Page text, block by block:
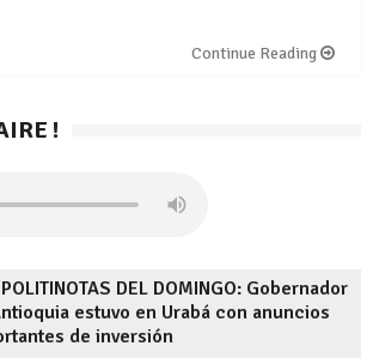
Continue Reading
!
DEL DOMINGO: Gobernador
estuvo en Urabá con anuncios
de inversión